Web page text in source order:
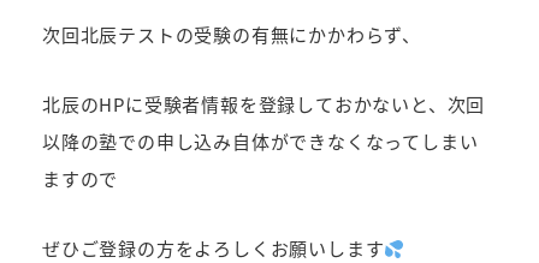
次回北辰テストの受験の有無にかかわらず、
北辰のHPに受験者情報を登録しておかないと、次回
以降の塾での申し込み自体ができなくなってしまい
ますので
ぜひご登録の方をよろしくお願いします